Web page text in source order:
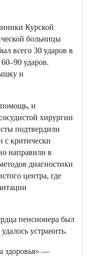
Курской
больницы
всего 30 ударов в
ударов.
и
и
хирургии
подтвердили
с критически
направили в
диагностики
центра, где
пенсионера был
устранить.
здоровья» —